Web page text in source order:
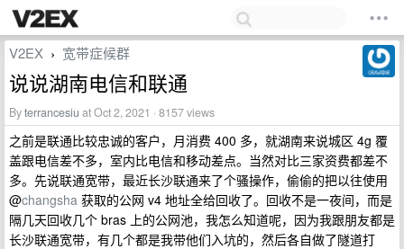
V2EX › 宽带症候群
说说湖南电信和联通
Byterrancesiu at Oct 2, 2021 · 8157 views
之前是联通比较忠诚的客户，月消费 400 多，就湖南来说城区 4g 覆
盖跟电信差不多，室内比电信和移动差点。当然对比三家资费都差不
多。先说联通宽带，最近长沙联通来了个骚操作，偷偷的把以往使用
@changsha 获取的公网 v4 地址全给回收了。回收不是一夜间，而是
隔几天回收几个 bras 上的公网池，我怎么知道呢，因为我跟朋友都是
长沙联通宽带，有几个都是我带他们入坑的，然后各自做了隧道打